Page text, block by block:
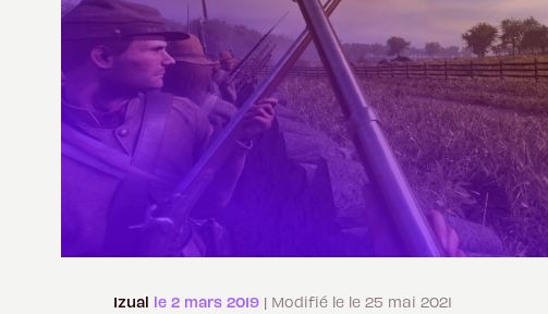
Izual le 2 mars 2019 | Modifié le le 25 mai 2021